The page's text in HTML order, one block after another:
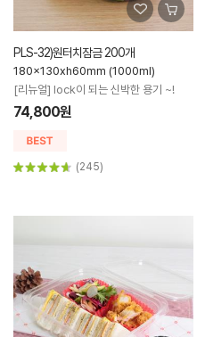
PLS-32)원터치잠금 200개
180x130xh60mm (1000ml)
[리뉴얼] lock이 되는 신박한 용기 ~!
74,800원
(245)